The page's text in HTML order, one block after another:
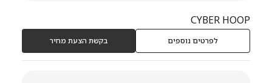
CYBER HOOP
לפרטים נוספים בקשת הצעת מחיר